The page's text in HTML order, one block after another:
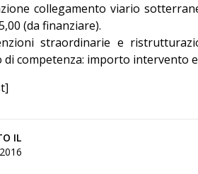
collegamento viario
(da finanziare).
straordinarie e
competenza: importo intervento
IL